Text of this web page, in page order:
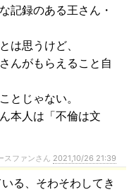
記録のある王さん・
は思うけど、
んがもらえること自
とじゃない。
本人は「不倫は文
ファンさん 2021,10/26 21:39
る、そわそわしてき